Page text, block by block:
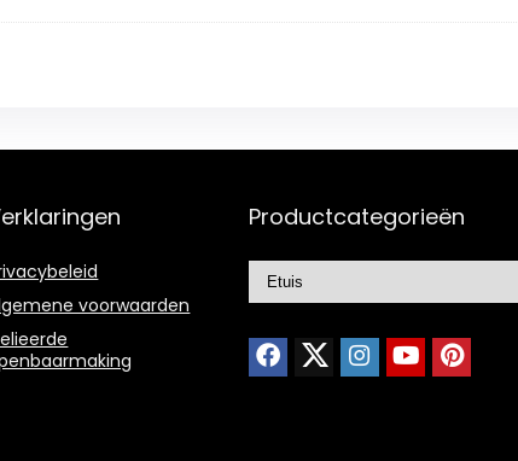
voorwaarden
Productcategorieën